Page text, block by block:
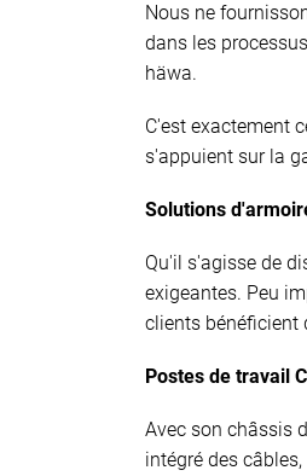
Nous ne
dans les
häwa.
C'est exactement
s'appuient sur la
Solutions
Qu'il s'agisse de
exigeantes. Peu
clients bénéficient
Postes de travail
Avec son châssis
intégré des